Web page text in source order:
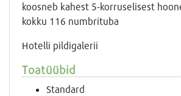
koosneb kahest 5-korruselisest
kokku 116 numbrituba
Hotelli pildigalerii
Toatüübid
Standard